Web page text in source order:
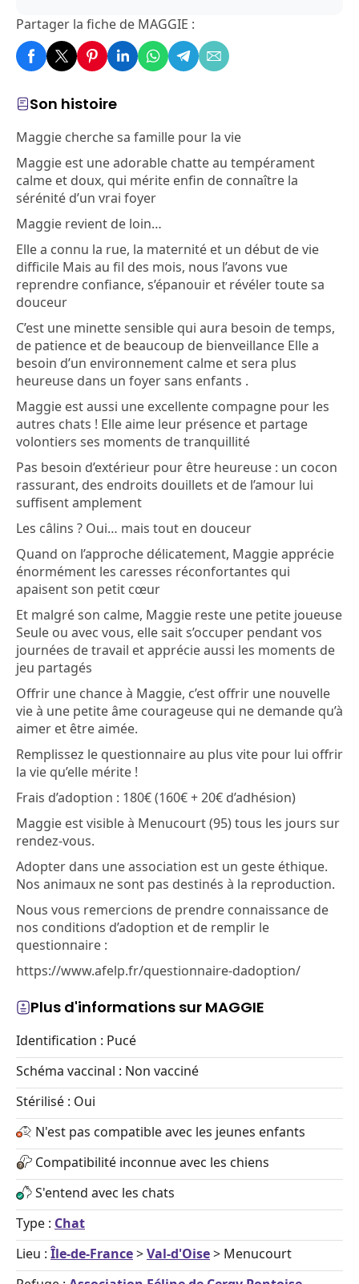
Son histoire
Maggie cherche sa famille pour la vie
Maggie est une adorable chatte au tempérament
calme et doux, qui mérite enfin de connaître la
sérénité d’un vrai foyer
Maggie revient de loin…
Elle a connu la rue, la maternité et un début de vie
difficile Mais au fil des mois, nous l’avons vue
reprendre confiance, s’épanouir et révéler toute sa
douceur
C’est une minette sensible qui aura besoin de temps,
de patience et de beaucoup de bienveillance Elle a
besoin d’un environnement calme et sera plus
heureuse dans un foyer sans enfants .
Maggie est aussi une excellente compagne pour les
autres chats ! Elle aime leur présence et partage
volontiers ses moments de tranquillité
Pas besoin d’extérieur pour être heureuse : un cocon
rassurant, des endroits douillets et de l’amour lui
suffisent amplement
Les câlins ? Oui… mais tout en douceur
Quand on l’approche délicatement, Maggie apprécie
énormément les caresses réconfortantes qui
apaisent son petit cœur
Et malgré son calme, Maggie reste une petite joueuse
Seule ou avec vous, elle sait s’occuper pendant vos
journées de travail et apprécie aussi les moments de
jeu partagés
Offrir une chance à Maggie, c’est offrir une nouvelle
vie à une petite âme courageuse qui ne demande qu’à
aimer et être aimée.
Remplissez le questionnaire au plus vite pour lui offrir
la vie qu’elle mérite !
Frais d’adoption : 180€ (160€ + 20€ d’adhésion)
Maggie est visible à Menucourt (95) tous les jours sur
rendez-vous.
Adopter dans une association est un geste éthique.
Nos animaux ne sont pas destinés à la reproduction.
Nous vous remercions de prendre connaissance de
nos conditions d’adoption et de remplir le
questionnaire :
https://www.afelp.fr/questionnaire-dadoption/
Plus d'informations sur MAGGIE
Identification : Pucé
Schéma vaccinal : Non vacciné
Stérilisé : Oui
N'est pas compatible avec les jeunes enfants
Compatibilité inconnue avec les chiens
S'entend avec les chats
Type : Chat
Lieu : Île-de-France>Val-d'Oise> Menucourt
Partager la fiche de MAGGIE :